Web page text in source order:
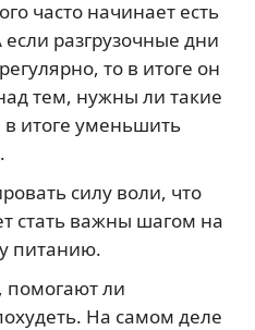
часто начинает есть
разгрузочные дни
то в итоге он
тем, нужны ли такие
итоге уменьшить
силу воли, что
стать важны шагом на
питанию.
помогают ли
На самом деле